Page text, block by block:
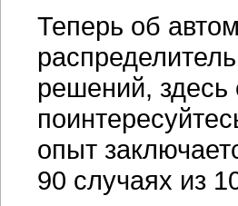
Теперь об
решений,
опыт
90 случаях из